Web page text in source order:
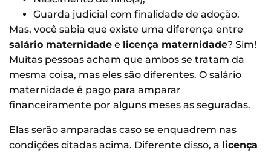
Guarda judicial com finalidade de adoção.
Mas, você sabia que existe uma diferença entre
salário maternidade e licença maternidade? Sim!
Muitas pessoas acham que ambos se tratam da
mesma coisa, mas eles são diferentes. O salário
maternidade é pago para amparar
financeiramente por alguns meses as seguradas.
Elas serão amparadas caso se enquadrem nas
condições citadas acima. Diferente disso, a licença